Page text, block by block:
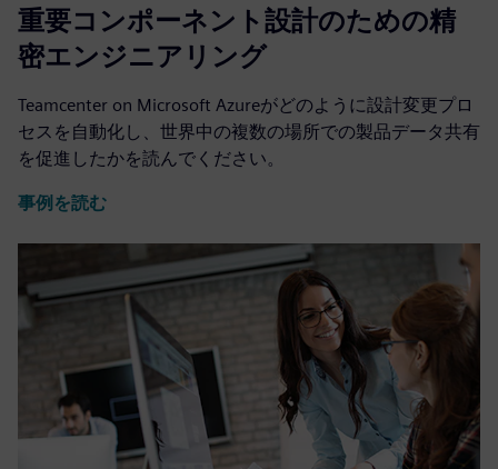
重要コンポーネント設計のための精
密エンジニアリング
Teamcenter on Microsoft Azureがどのように設計変更プロ
セスを自動化し、世界中の複数の場所での製品データ共有
を促進したかを読んでください。
事例を読む